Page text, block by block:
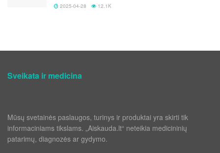
2025-04-28 12.1K
Sveikata ir medicina
Mūsų svetainės paslaugos, turinys ir produktai yra skirti tik
informaciniams tikslams. „Aiskauda.lt“ neteikia medicininių
patarimų, diagnozės ar gydymo.